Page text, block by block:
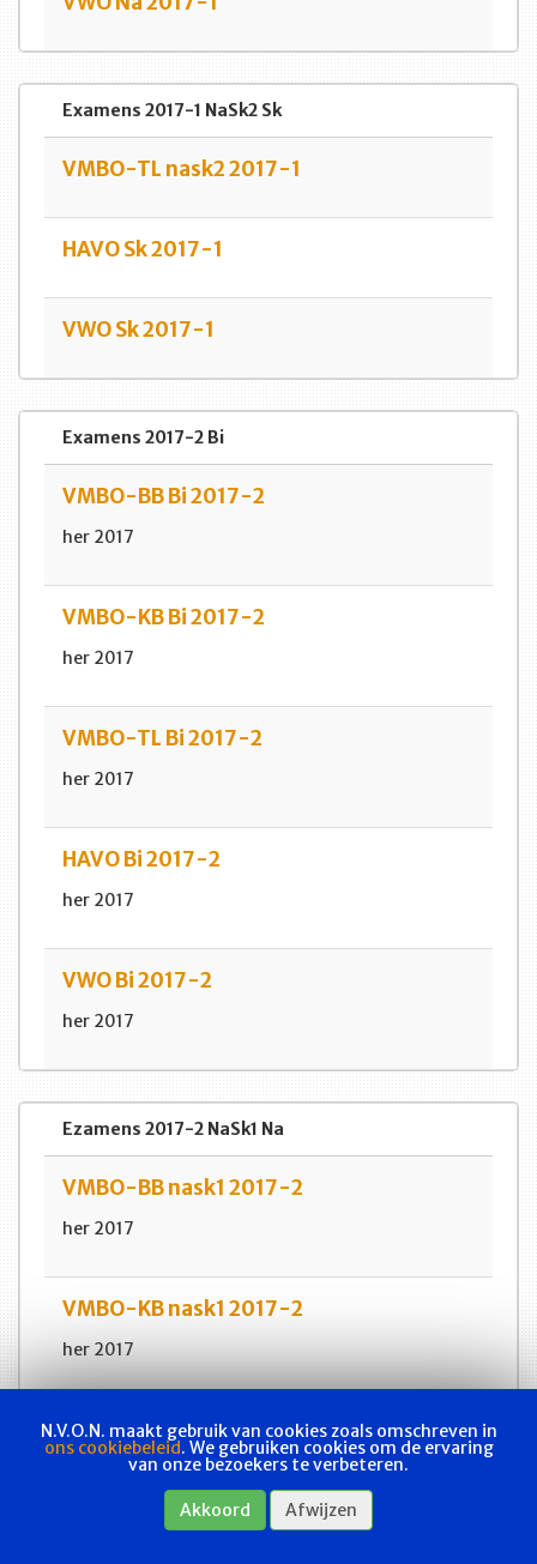
Examens 2017-1 NaSk2 Sk
VMBO-TL nask2 2017-1
HAVO Sk 2017-1
VWO Sk 2017-1
Examens 2017-2 Bi
VMBO-BB Bi 2017-2
her 2017
VMBO-KB Bi 2017-2
her 2017
VMBO-TL Bi 2017-2
her 2017
HAVO Bi 2017-2
her 2017
VWO Bi 2017-2
her 2017
Ezamens 2017-2 NaSk1 Na
VMBO-BB nask1 2017-2
her 2017
VMBO-KB nask1 2017-2
her 2017
VMBO-TL nask1 2017-2
her 2017
N.V.O.N. maakt gebruik van cookies zoals omschreven in
ons cookiebeleid. We gebruiken cookies om de ervaring
van onze bezoekers te verbeteren.
Akkoord Afwijzen